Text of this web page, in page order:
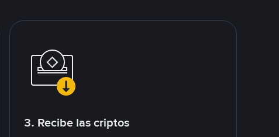
3. Recibe las criptos